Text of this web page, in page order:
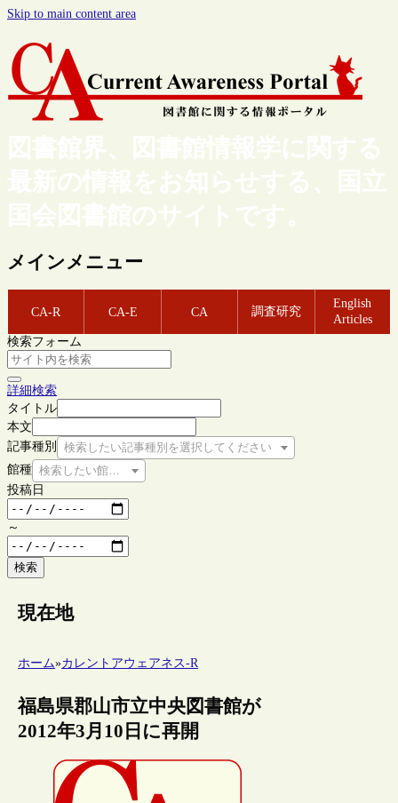
Skip to main content area
図書館界、図書館情報学に関する
最新の情報をお知らせする、国立
国会図書館のサイトです。
メインメニュー
CA-R CA-E CA 調査研究
English
Articles
検索フォーム
詳細検索
タイトル
本文
記事種別
検索したい記事種別を選択してください
館種 検索したい館種を選択してください
投稿日
～
検索
現在地
ホーム»カレントアウェアネス-R
福島県郡山市立中央図書館が
2012年3月10日に再開